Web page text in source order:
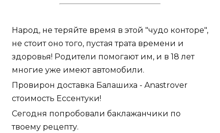
Народ, не теряйте время в этой "чудо конторе",
не стоит оно того, пустая трата времени и
здоровья! Родители помогают им, и в 18 лет
многие уже имеют автомобили.
Провирон доставка Балашиха - Anastrover
стоимость Ессентуки!
Сегодня попробовали баклажанчики по
твоему рецепту.